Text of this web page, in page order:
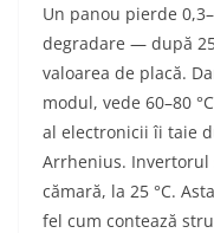
Un panou pierde
degradare — după
valoarea de placă.
modul, vede 60–80
al electronicii îi taie
Arrhenius.
cămară, la 25 °C.
fel cum contează